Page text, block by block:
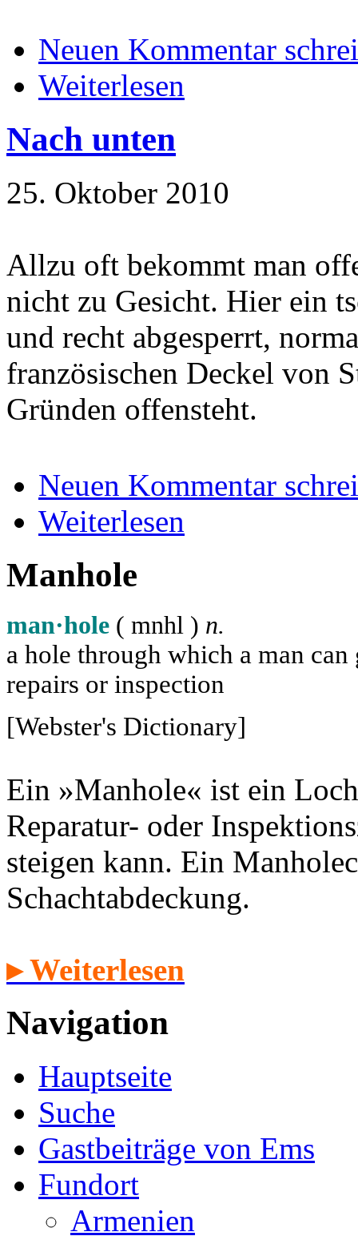
Neuen Kommentar
Weiterlesen
Nach unten
25. Oktober 2010
Allzu oft bekommt man
nicht zu Gesicht. Hier ein
und recht abgesperrt,
französischen Deckel von
Gründen offensteht.
Neuen Kommentar
Weiterlesen
Manhole
man·hole ( mnhl ) n.
a hole through which a man
repairs or inspection
[Webster's Dictionary]
Ein »Manhole« ist ein
Reparatur- oder
steigen kann. Ein
Schachtabdeckung.
▸ Weiterlesen
Navigation
Hauptseite
Suche
Gastbeiträge von Ems
Fundort
Armenien